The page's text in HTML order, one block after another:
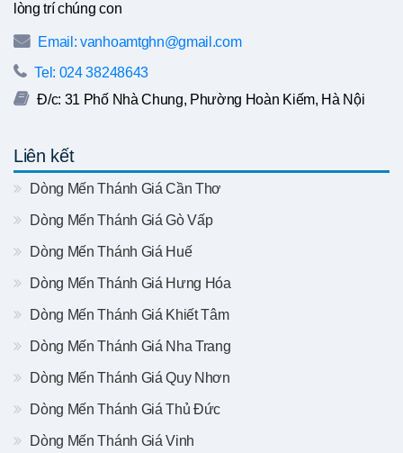
lòng trí chúng con
Email: vanhoamtghn@gmail.com
Tel: 024 38248643
Đ/c: 31 Phố Nhà Chung, Phường Hoàn Kiếm, Hà Nội
Liên kết
Dòng Mến Thánh Giá Cần Thơ
Dòng Mến Thánh Giá Gò Vấp
Dòng Mến Thánh Giá Huế
Dòng Mến Thánh Giá Hưng Hóa
Dòng Mến Thánh Giá Khiết Tâm
Dòng Mến Thánh Giá Nha Trang
Dòng Mến Thánh Giá Quy Nhơn
Dòng Mến Thánh Giá Thủ Đức
Dòng Mến Thánh Giá Vinh